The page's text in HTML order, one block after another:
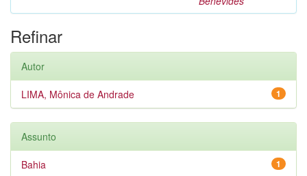
Refinar
Autor
1
LIMA, Mônica de Andrade
Assunto
1
Bahia